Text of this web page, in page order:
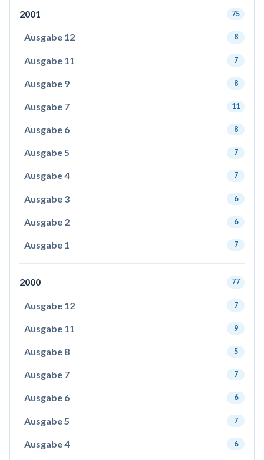
2001 75
Ausgabe 12 8
Ausgabe 11 7
Ausgabe 9 8
Ausgabe 7 11
Ausgabe 6 8
Ausgabe 5 7
Ausgabe 4 7
Ausgabe 3 6
Ausgabe 2 6
Ausgabe 1 7
2000 77
Ausgabe 12 7
Ausgabe 11 9
Ausgabe 8 5
Ausgabe 7 7
Ausgabe 6 6
Ausgabe 5 7
Ausgabe 4 6